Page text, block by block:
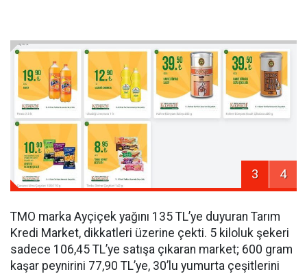
3 4
TMO marka Ayçiçek yağını 135 TL’ye duyuran Tarım
Kredi Market, dikkatleri üzerine çekti. 5 kiloluk şekeri
sadece 106,45 TL’ye satışa çıkaran market; 600 gram
kaşar peynirini 77,90 TL’ye, 30’lu yumurta çeşitlerini